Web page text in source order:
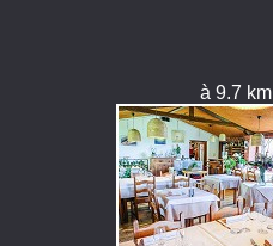
à 9.7 km